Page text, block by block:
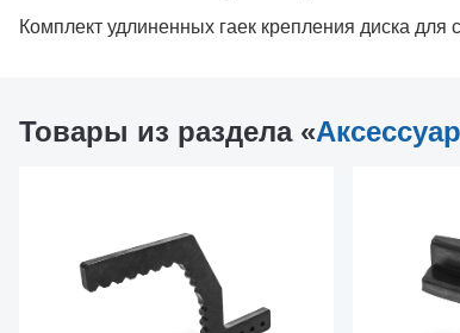
Комплект удлиненных гаек крепления диска для
Товары из раздела «